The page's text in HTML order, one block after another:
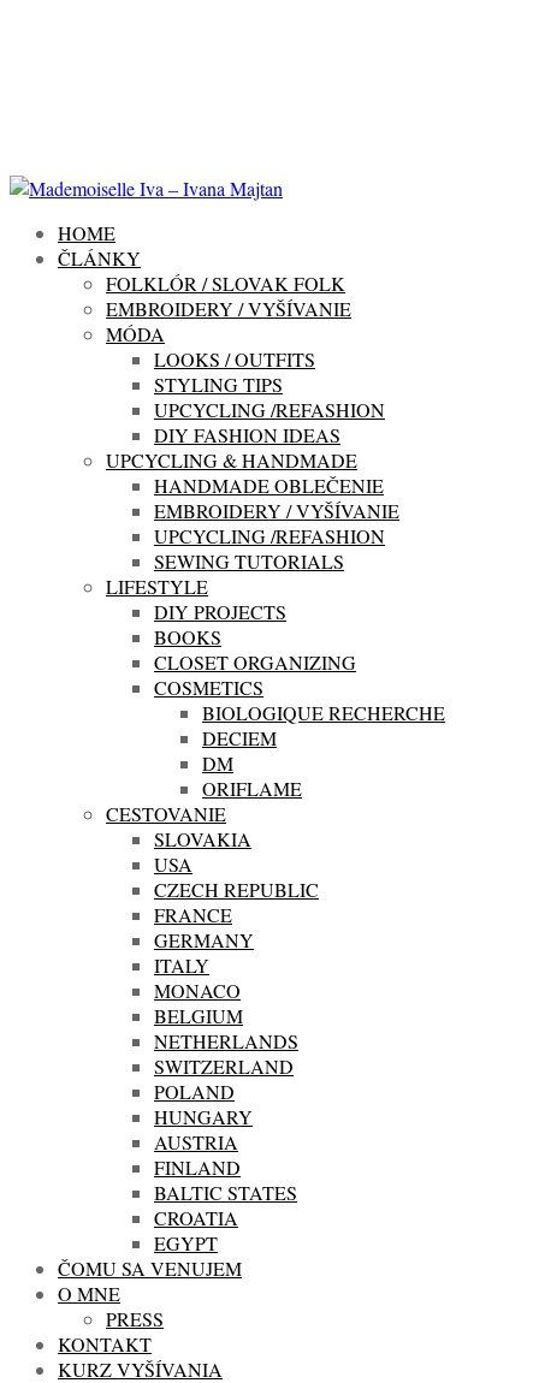
HOME
ČLÁNKY
FOLKLÓR / SLOVAK FOLK
EMBROIDERY / VYŠÍVANIE
MÓDA
LOOKS / OUTFITS
STYLING TIPS
UPCYCLING /REFASHION
DIY FASHION IDEAS
UPCYCLING & HANDMADE
HANDMADE OBLEČENIE
EMBROIDERY / VYŠÍVANIE
UPCYCLING /REFASHION
SEWING TUTORIALS
LIFESTYLE
DIY PROJECTS
BOOKS
CLOSET ORGANIZING
COSMETICS
BIOLOGIQUE RECHERCHE
DECIEM
DM
ORIFLAME
CESTOVANIE
SLOVAKIA
USA
CZECH REPUBLIC
FRANCE
GERMANY
ITALY
MONACO
BELGIUM
NETHERLANDS
SWITZERLAND
POLAND
HUNGARY
AUSTRIA
FINLAND
BALTIC STATES
CROATIA
EGYPT
ČOMU SA VENUJEM
O MNE
PRESS
KONTAKT
KURZ VYŠÍVANIA